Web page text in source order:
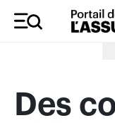
Des